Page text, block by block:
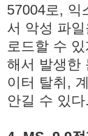
57004로, 익
서 악성 파
로드할 수
해서 발생한
이터 탈취,
안길 수 있다.